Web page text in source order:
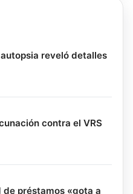
reveló detalles
contra el VRS
préstamos «gota a